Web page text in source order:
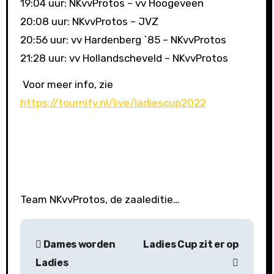
19:04 uur: NKvvProtos – vv Hoogeveen
20:08 uur: NKvvProtos – JVZ
20:56 uur: vv Hardenberg `85 – NKvvProtos
21:28 uur: vv Hollandscheveld – NKvvProtos
Voor meer info, zie
https://tournify.nl/live/ladiescup2022
Team NKvvProtos, de zaaleditie…
B
Dames worden
Ladies
Ladies Cup zit er op